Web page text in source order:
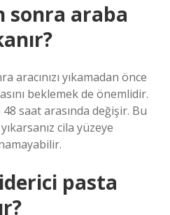
sonra araba
aracınızı yıkamadan önce
beklemek de önemlidir.
saat arasında değişir. Bu
cila yüzeye
pasta